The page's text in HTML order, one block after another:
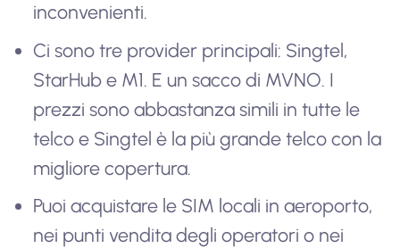
inconvenienti.
Ci sono tre provider principali: Singtel,
StarHub e M1. E un sacco di MVNO. I
prezzi sono abbastanza simili in tutte le
telco e Singtel è la più grande telco con la
migliore copertura.
Puoi acquistare le SIM locali in aeroporto,
nei punti vendita degli operatori o nei